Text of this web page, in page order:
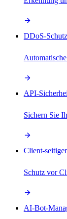
DDoS-Schutz
API-
Sichern Sie
Client-
Schutz vor
AI-Bot-